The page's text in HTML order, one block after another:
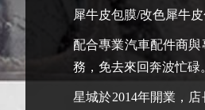
犀牛皮包膜/改色犀牛
配合專業汽車配件商
務，免去來回奔波忙碌
星城於2014年開業，